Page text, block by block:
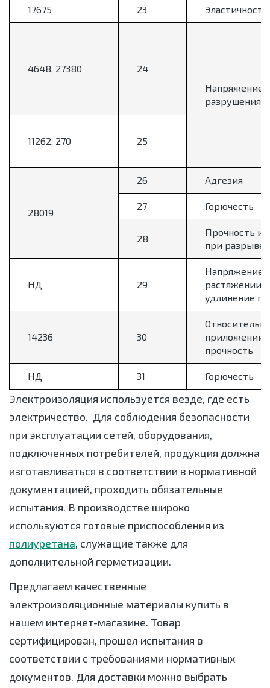
17675 23 Эластичность
4648, 27380
24
Напряжение
разрушения
11262, 270 25
28019
26 Адгезия
27 Горючесть
28
Прочность и
при разрыве
НД 29
Напряжение
растяжении
удлинение
14236 30
приложении
прочность
НД 31 Горючесть
Электроизоляция используется везде, где есть
электричество. Для соблюдения безопасности
при эксплуатации сетей, оборудования,
подключенных потребителей, продукция должна
изготавливаться в соответствии в нормативной
документацией, проходить обязательные
испытания. В производстве широко
используются готовые приспособления из
полиуретана, служащие также для
дополнительной герметизации.
Предлагаем качественные
электроизоляционные материалы купить в
нашем интернет-магазине. Товар
сертифицирован, прошел испытания в
соответствии с требованиями нормативных
документов. Для доставки можно выбрать